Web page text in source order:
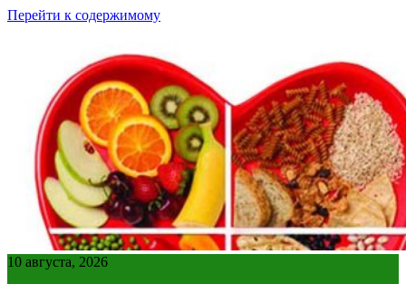
Перейти к содержимому
10 августа, 2026